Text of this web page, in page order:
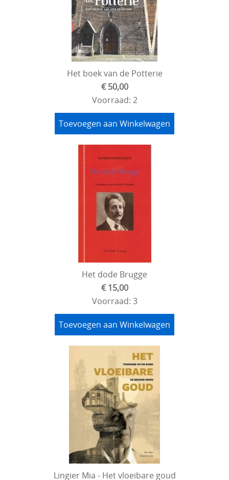
Het boek van de Potterie
€ 50,00
Voorraad: 2
Toevoegen aan Winkelwagen
Het dode Brugge
€ 15,00
Voorraad: 3
Toevoegen aan Winkelwagen
Lingier Mia - Het vloeibare goud